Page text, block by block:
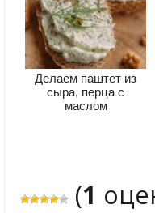
Делаем паштет из
сыра, перца с
маслом
(1